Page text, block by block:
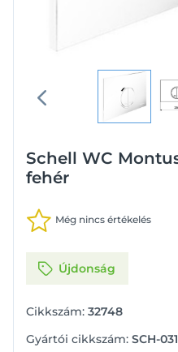
Schell WC
fehér
Még nincs értékelés
Újdonság
Cikkszám: 32748
Gyártói cikkszám: SCH-